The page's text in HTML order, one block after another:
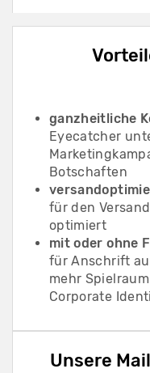
ganzheitliche
Eyecatcher
Botschaften
für den
optimiert
mit oder ohne
für Anschrift
mehr
Corporate
Unsere